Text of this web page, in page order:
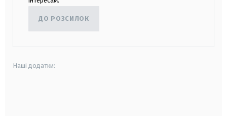
ДО РОЗСИЛОК
Наші додатки: